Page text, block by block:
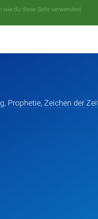
du diese Seite verwendest
, Prophetie, Zeichen der